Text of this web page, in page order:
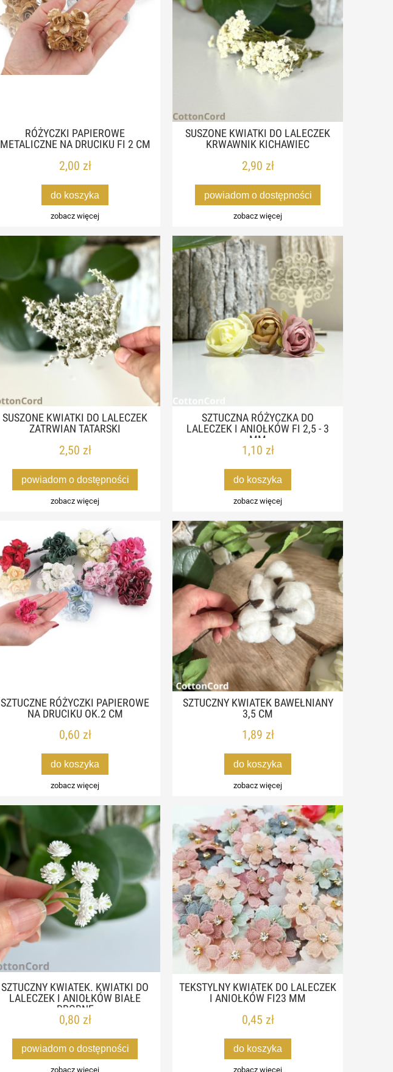
RÓŻYCZKI PAPIEROWE
METALICZNE NA DRUCIKU FI 2 CM
2,00 zł
do koszyka
zobacz więcej
SUSZONE KWIATKI DO LALECZEK
KRWAWNIK KICHAWIEC
2,90 zł
powiadom o dostępności
zobacz więcej
SUSZONE KWIATKI DO LALECZEK
ZATRWIAN TATARSKI
2,50 zł
powiadom o dostępności
zobacz więcej
SZTUCZNA RÓŻYCZKA DO
LALECZEK I ANIOŁKÓW FI 2,5 - 3
MM
1,10 zł
do koszyka
zobacz więcej
SZTUCZNE RÓŻYCZKI PAPIEROWE
NA DRUCIKU OK.2 CM
0,60 zł
do koszyka
zobacz więcej
SZTUCZNY KWIATEK BAWEŁNIANY
3,5 CM
1,89 zł
do koszyka
zobacz więcej
SZTUCZNY KWIATEK. KWIATKI DO
LALECZEK I ANIOŁKÓW BIAŁE
DROBNE
0,80 zł
powiadom o dostępności
zobacz więcej
TEKSTYLNY KWIATEK DO LALECZEK
I ANIOŁKÓW FI23 MM
0,45 zł
do koszyka
zobacz więcej